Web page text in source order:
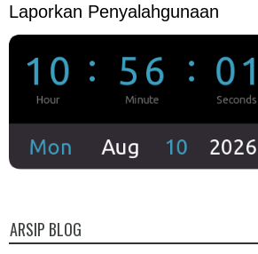
Laporkan Penyalahgunaan
ARSIP BLOG